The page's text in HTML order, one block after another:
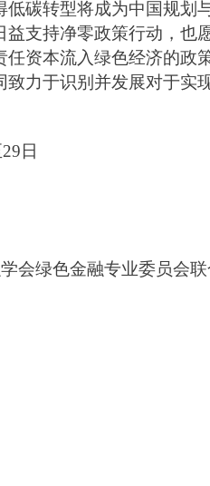
低碳转型将成为中国规划
益支持净零政策行动，也
任资本流入绿色经济的政
致力于识别并发展对于实
日
会绿色金融专业委员会